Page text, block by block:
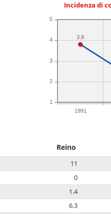
Incidenza di
1991
1
2
3
4
5
3.8
Reino
11
0
1.4
6.3